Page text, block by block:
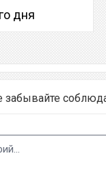
дня
забывайте